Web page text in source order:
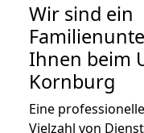
Wir sind ein
Ihnen beim
Kornburg
Eine professionelle
Vielzahl von